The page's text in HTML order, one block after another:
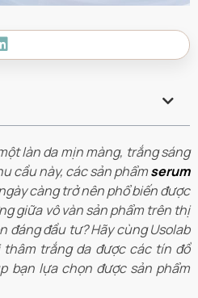
làn da mịn màng, trắng sáng
cầu này, các sản phẩmserum
càng trở nên phổ biến được
giữa vô vàn sản phẩm trên thị
đáng đầu tư? Hãy cùng Usolab
trắng da được các tín đồ
bạn lựa chọn được sản phẩm